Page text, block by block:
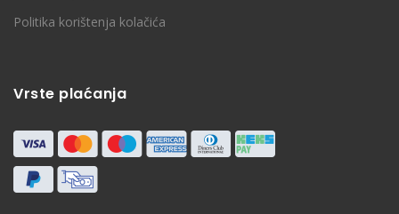
Politika korištenja kolačića
Vrste plaćanja